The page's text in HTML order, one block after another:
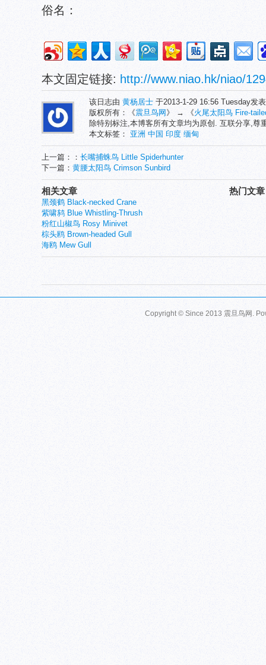
俗名：
本文固定链接: http://www.niao.hk/niao/
该日志由 黄杨居士 于2013-1-29 16:56 Tuesday发
版权所有：《震旦鸟网 》 → 《火尾太阳鸟 Fire-
除特别标注,本博客所有文章均为原创. 互联分享,尊
本文标签： 亚洲 中国 印度 缅甸
上一篇：： 长嘴捕蛛鸟 Little Spiderhunter
下一篇： 黄腰太阳鸟 Crimson Sunbird
热门文章
相关文章
黑颈鹤 Black-necked Crane
紫啸鸫 Blue Whistling-Thrush
粉红山椒鸟 Rosy Minivet
棕头鸥 Brown-headed Gull
海鸥 Mew Gull
Copyright © Since 2013 震旦鸟网 .